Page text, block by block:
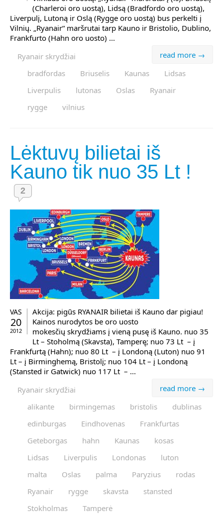
(Charleroi oro uostą), Lidsą (Bradfordo oro uostą),
Liverpulį, Lutoną ir Oslą (Rygge oro uostą) bus perkelti į
Vilnių. „Ryanair“ maršrutai tarp Kauno ir Bristolio, Dublino,
Frankfurto (Hahn oro uosto) ...
read more →
Ryanair skrydžiai
bradfordas
Briuselis Kaunas
Lidsas
Liverpulis
lutonas Oslas
Ryanair
rygge
vilnius
Lėktuvų bilietai iš
Kauno tik nuo 35 Lt !
2
VAS
20
2012
Akcija: pigūs RYANAIR bilietai iš Kauno dar pigiau!
Kainos nurodytos be oro uosto
mokesčių skrydžiams į vieną pusę iš Kauno. nuo 35
Lt – Stoholmą (Skavsta), Tamperę; nuo 73 Lt – į
Frankfurtą (Hahn); nuo 80 Lt – į Londoną (Luton) nuo 91
Lt – į Birminghemą, Bristolį; nuo 104 Lt – į Londoną
(Stansted ir Gatwick) nuo 117 Lt – ...
read more →
Ryanair skrydžiai
alikante
birmingemas bristolis
dublinas
edinburgas
Eindhovenas
Frankfurtas
Geteborgas
hahn Kaunas
kosas
Lidsas
Liverpulis Londonas
luton
malta
Oslas palma Paryzius
rodas
Ryanair
rygge skavsta
stansted
Stokholmas
Tamperė